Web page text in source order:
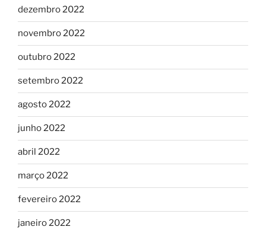
dezembro 2022
novembro 2022
outubro 2022
setembro 2022
agosto 2022
junho 2022
abril 2022
março 2022
fevereiro 2022
janeiro 2022